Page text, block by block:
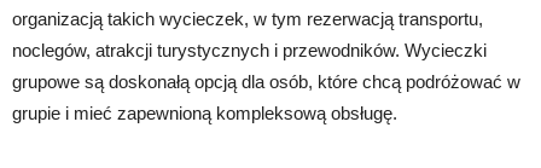
organizacją takich wycieczek, w tym rezerwacją transportu,
noclegów, atrakcji turystycznych i przewodników. Wycieczki
grupowe są doskonałą opcją dla osób, które chcą podróżować w
grupie i mieć zapewnioną kompleksową obsługę.